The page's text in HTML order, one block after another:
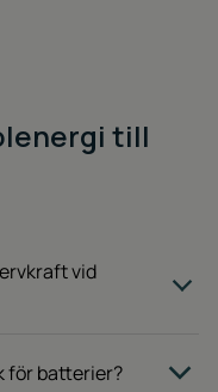
till
vid
och ett extra jordtag
för batterier?